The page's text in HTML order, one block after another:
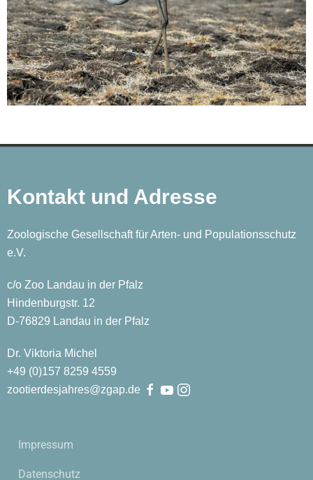
Kontakt und Adresse
Zoologische Gesellschaft für Arten- und Populationsschutz
e.V.
c/o Zoo Landau in der Pfalz
Hindenburgstr. 12
D-76829 Landau in der Pfalz
Dr. Viktoria Michel
+49 (0)157 8259 4559
zootierdesjahres@zgap.de
Impressum
Datenschutz